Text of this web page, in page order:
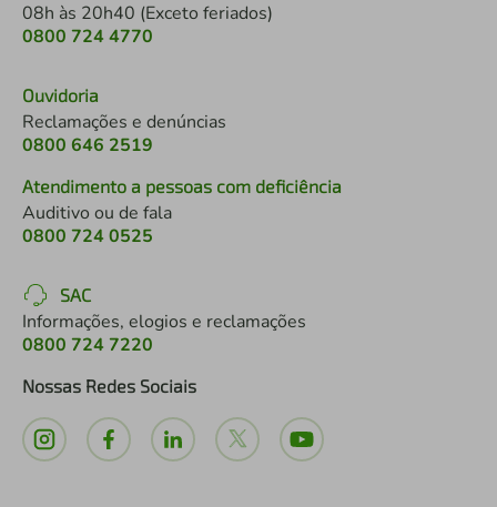
08h às 20h40 (Exceto feriados)
0800 724 4770
Ouvidoria
Reclamações e denúncias
0800 646 2519
Atendimento a pessoas com deficiência
Auditivo ou de fala
0800 724 0525
SAC
Informações, elogios e reclamações
0800 724 7220
Nossas Redes Sociais